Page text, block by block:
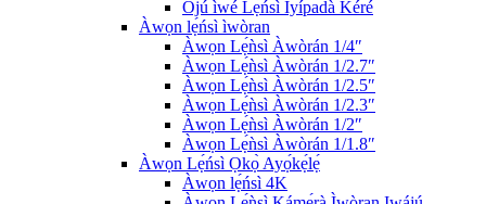
Ojú ìwé Lẹ́ńsì Ìyípadà Kéré
Àwọn lẹ́ńsì ìwòran
Àwọn Lẹ́ǹsì Àwòrán 1/4″
Àwọn Lẹ́ǹsì Àwòrán 1/2.7″
Àwọn Lẹ́ǹsì Àwòrán 1/2.5″
Àwọn Lẹ́ǹsì Àwòrán 1/2.3″
Àwọn Lẹ́ǹsì Àwòrán 1/2″
Àwọn Lẹ́ǹsì Àwòrán 1/1.8″
Àwọn Lẹ́ńsì Ọkọ̀ Ayọ́kẹ́lẹ́
Àwọn lẹ́ńsì 4K